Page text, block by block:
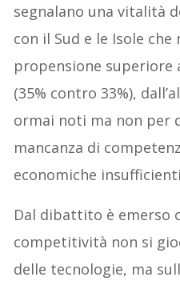
segnalano una vitalità
con il Sud e le Isole
propensione superiore
(35% contro 33%),
ormai noti ma non per
mancanza di
economiche insufficienti
Dal dibattito è emerso
competitività non si
delle tecnologie, ma